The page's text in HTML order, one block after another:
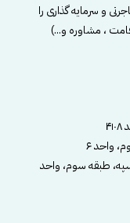
می باشد.0 تا 100 امور مهاجرتی و سرمایه گذاری را
، مشاوره و...)
واحد ۶
طبقه سوم، واحد